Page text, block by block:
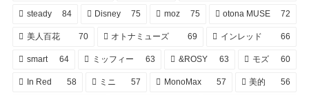
steady 84 Disney 75 moz 75 otona MUSE 72
美人百花 70 オトナミューズ 69 インレッド 66
smart 64 ミッフィー 63 &ROSY 63 モズ 60
In Red 58 ミニ 57 MonoMax 57 美的 56